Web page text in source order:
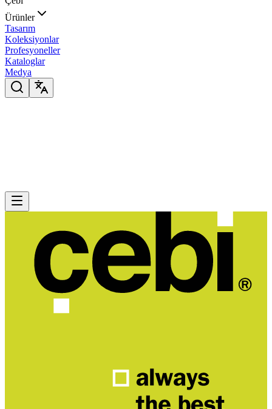
Ürünler
Tasarım
Koleksiyonlar
Profesyoneller
Kataloglar
Medya